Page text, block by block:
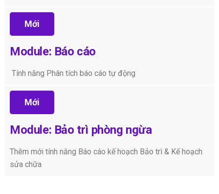
Mới
Module: Báo cáo
Tính năng Phân tích báo cáo tự động
Mới
Module: Bảo trì phòng ngừa
Thêm mới tính năng Báo cáo kế hoạch Bảo trì & Kế hoạch
sửa chữa